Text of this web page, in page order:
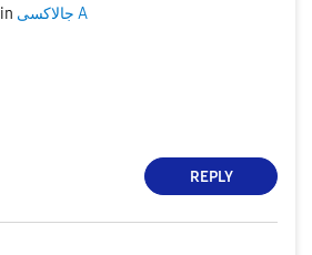
in جالاكسى A
REPLY